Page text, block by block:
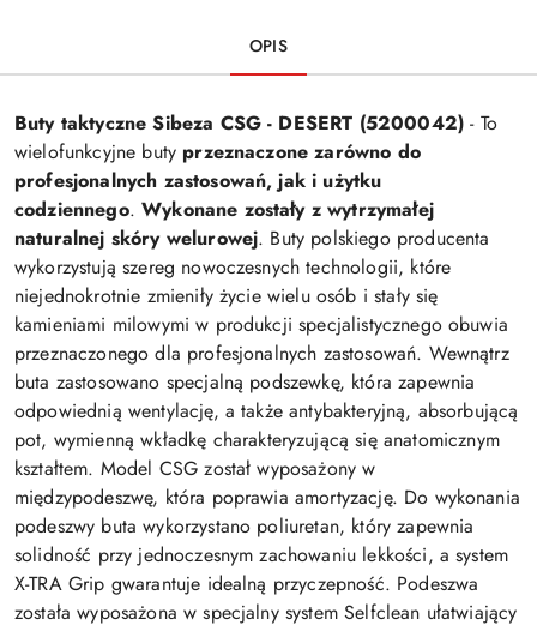
OPIS
Buty taktyczne Sibeza CSG - DESERT (5200042)- To
wielofunkcyjne buty przeznaczone zarówno do
profesjonalnych zastosowań, jak i użytku
codziennego.Wykonane zostały z wytrzymałej
naturalnej skóry welurowej. Buty polskiego producenta
wykorzystują szereg nowoczesnych technologii, które
niejednokrotnie zmieniły życie wielu osób i stały się
kamieniami milowymi w produkcji specjalistycznego obuwia
przeznaczonego dla profesjonalnych zastosowań. Wewnątrz
buta zastosowano specjalną podszewkę, która zapewnia
odpowiednią wentylację, a także antybakteryjną, absorbującą
pot, wymienną wkładkę charakteryzującą się anatomicznym
kształtem. Model CSG został wyposażony w
międzypodeszwę, która poprawia amortyzację. Do wykonania
podeszwy buta wykorzystano poliuretan, który zapewnia
solidność przy jednoczesnym zachowaniu lekkości, a system
X-TRA Grip gwarantuje idealną przyczepność. Podeszwa
została wyposażona w specjalny system Selfclean ułatwiający